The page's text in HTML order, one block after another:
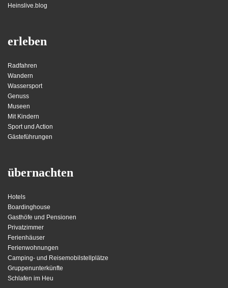
Heinslive.blog
erleben
Radfahren
Wandern
Wassersport
Genuss
Museen
Mit Kindern
Sport und Action
Gästeführungen
übernachten
Hotels
Boardinghouse
Gasthöfe und Pensionen
Privatzimmer
Ferienhäuser
Ferienwohnungen
Camping- und Reisemobilstellplätze
Gruppenunterkünfte
Schlafen im Heu